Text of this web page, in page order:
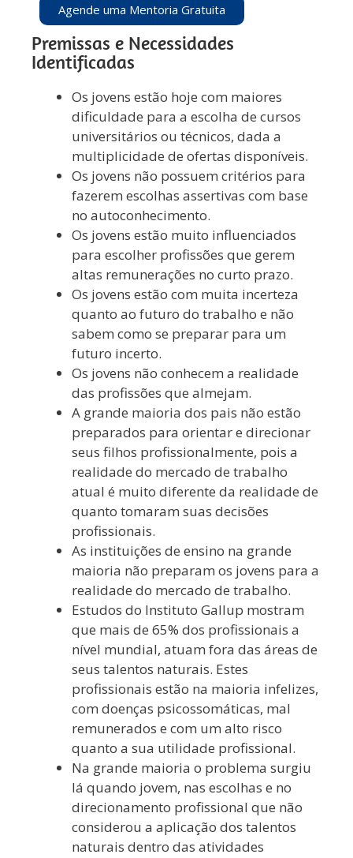
Agende uma Mentoria Gratuita
Premissas e Necessidades
Identificadas
Os jovens estão hoje com maiores
dificuldade para a escolha de cursos
universitários ou técnicos, dada a
multiplicidade de ofertas disponíveis.
Os jovens não possuem critérios para
fazerem escolhas assertivas com base
no autoconhecimento.
Os jovens estão muito influenciados
para escolher profissões que gerem
altas remunerações no curto prazo.
Os jovens estão com muita incerteza
quanto ao futuro do trabalho e não
sabem como se preparar para um
futuro incerto.
Os jovens não conhecem a realidade
das profissões que almejam.
A grande maioria dos pais não estão
preparados para orientar e direcionar
seus filhos profissionalmente, pois a
realidade do mercado de trabalho
atual é muito diferente da realidade de
quanto tomaram suas decisões
profissionais.
As instituições de ensino na grande
maioria não preparam os jovens para a
realidade do mercado de trabalho.
Estudos do Instituto Gallup mostram
que mais de 65% dos profissionais a
nível mundial, atuam fora das áreas de
seus talentos naturais. Estes
profissionais estão na maioria infelizes,
com doenças psicossomáticas, mal
remunerados e com um alto risco
quanto a sua utilidade profissional.
Na grande maioria o problema surgiu
lá quando jovem, nas escolhas e no
direcionamento profissional que não
considerou a aplicação dos talentos
naturais dentro das atividades